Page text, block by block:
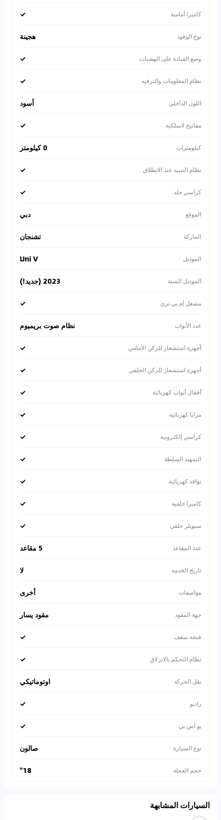
كاميرا أمامية ✓
نوع الوقود هجينة
وضع القيادة على الهضبات ✓
نظام المعلومات والترفيه ✓
اللون الداخلي أسود
مفاتيح لاسلكية ✓
كيلومترات 0 كيلومتر
نظام التنبيه عند الانطلاق ✓
كراسي جلد ✓
الموقع دبي
الماركة تشنجان
الموديل Uni V
الموديل السنة 2023 (جديد!)
مشغل إم بي ثري ✓
عدد الأبواب نظام صوت بريميوم
أجهزة استشعار للركن الأمامي ✓
أجهزة استشعار للركن الخلفي ✓
أقفال أبواب كهربائية ✓
مرايا كهربائية ✓
كراسي إلكترونية ✓
التمهيد السلطة ✓
نوافذ كهربائية ✓
كاميرا خلفية ✓
سبويلر خلفي ✓
عدد المقاعد 5 مقاعد
تاريخ الخدمة لا
مواصفات أخرى
جهة المقود مقود يسار
فتحة سقف ✓
نظام التحكم بالانزلاق ✓
نقل الحركة اوتوماتيكي
راديو ✓
يو أس بي ✓
نوع السيارة صالون
حجم العجلة 18"
السيارات المشابهة